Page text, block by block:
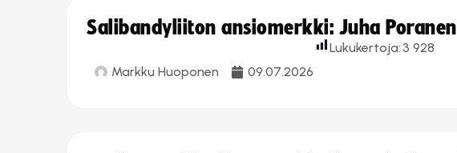
Salibandyliiton ansiomerkki: Juha Poranen
Markku Huoponen 09.07.2026
Lukukertoja: 3 928